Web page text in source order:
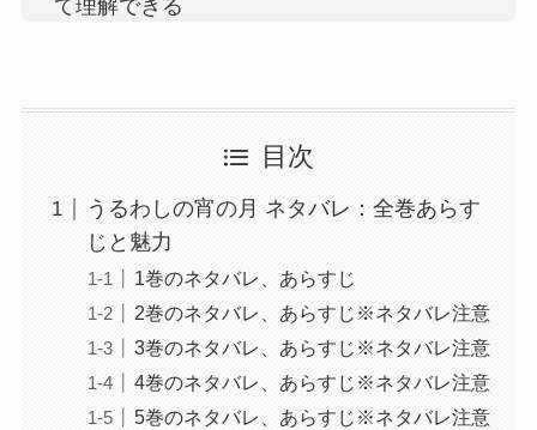
て理解できる
目次
うるわしの宵の月 ネタバレ：全巻あらす
じと魅力
1巻のネタバレ、あらすじ
2巻のネタバレ、あらすじ※ネタバレ注意
3巻のネタバレ、あらすじ※ネタバレ注意
4巻のネタバレ、あらすじ※ネタバレ注意
5巻のネタバレ、あらすじ※ネタバレ注意